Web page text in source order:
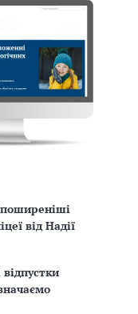
від Надії